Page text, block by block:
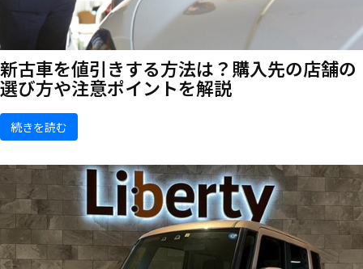
新古車を値引きする方法は？購入先の店舗の
選び方や注意ポイントを解説
続きを読む